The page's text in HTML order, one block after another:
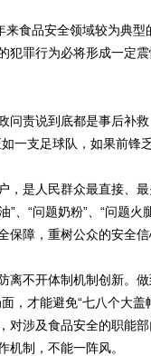
食品安全领域较为典型
犯罪行为必将形成一定
责说到底都是事后补救
一支足球队，如果前锋
是人民群众最直接、最
”、“问题奶粉”、“问题
保障，重树公众的安全信
不开体制机制创新。做
，才能避免“七八个大
对涉及食品安全的职能
机制，不能一阵风。